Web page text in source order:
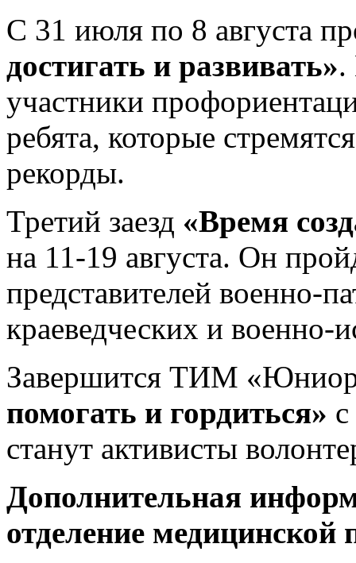
С 31 июля по 8 августа
достигать и развивать».
участники
ребята, которые
рекорды.
Третий заезд «Время
на 11-19 августа. Он
представителей военно-
краеведческих и военно-
Завершится ТИМ
помогать и гордиться»
станут активисты
Дополнительная
отделение